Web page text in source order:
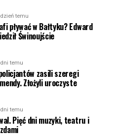
temu
pływać w Bałtyku? Edward
Świnoujście
temu
zasili szeregi
Złożyli uroczyste
temu
Pięć dni muzyki, teatru i